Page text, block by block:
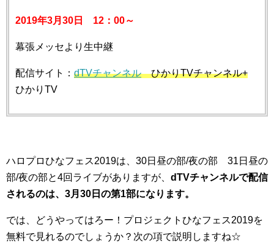
2019年3月30日 12：00～
幕張メッセより生中継
配信サイト： dTVチャンネルひかりTVチャンネル+
ひかりTV
ハロプロひなフェス2019は、30日昼の部/夜の部 31日昼の
部/夜の部と4回ライブがありますが、 dTVチャンネルで配信
されるのは、3月30日の第1部になります。
では、どうやってはろー！プロジェクトひなフェス2019を
無料で見れるのでしょうか？次の項で説明しますね☆